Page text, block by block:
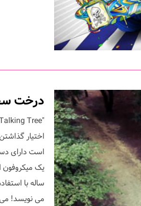
درخت
اختیار
است دارای
یک
ساله با
می نویسد! می